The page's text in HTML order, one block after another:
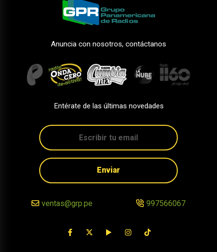
Anuncia con nosotros, contáctanos
Entérate de las últimas novedades
Enviar
ventas@grp.pe 997566067